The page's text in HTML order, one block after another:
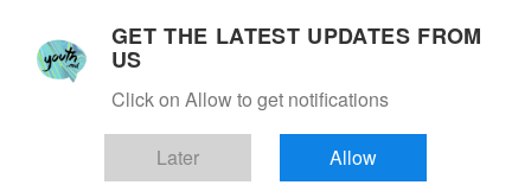
GET THE LATEST UPDATES FROM
US
Click on Allow to get notifications
Later Allow